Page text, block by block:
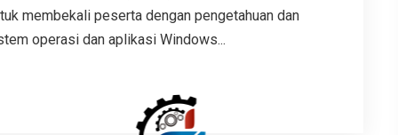
membekali peserta dengan pengetahuan dan
operasi dan aplikasi Windows...